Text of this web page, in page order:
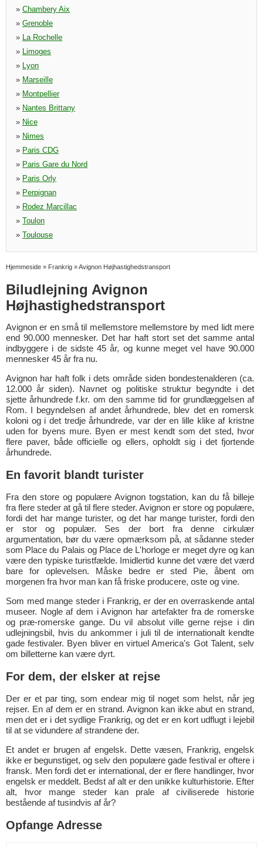
» Chambery Aix
» Grenoble
» La Rochelle
» Limoges
» Lyon
» Marseille
» Montpellier
» Nantes Brittany
» Nice
» Nimes
» Paris CDG
» Paris Gare du Nord
» Paris Orly
» Perpignan
» Rodez Marcillac
» Toulon
» Toulouse
Hjemmeside » Frankrig »Avignon Højhastighedstransport
Biludlejning Avignon
Højhastighedstransport
Avignon er en små til mellemstore mellemstore by med lidt mere
end 90.000 mennesker. Det har haft stort set det samme antal
indbyggere i de sidste 45 år, og kunne meget vel have 90.000
mennesker 45 år fra nu.
Avignon har haft folk i dets område siden bondestenalderen (ca.
12.000 år siden). Navnet og politiske struktur begyndte i det
sjette århundrede f.kr. om den samme tid for grundlæggelsen af
Rom. I begyndelsen af andet århundrede, blev det en romersk
koloni og i det tredje århundrede, var der en lille klike af kristne
uden for byens mure. Byen er mest kendt som det sted, hvor
flere paver, både officielle og ellers, opholdt sig i det fjortende
århundrede.
En favorit blandt turister
Fra den store og populære Avignon togstation, kan du få billeje
fra flere steder at gå til flere steder. Avignon er store og populære,
fordi det har mange turister, og det har mange turister, fordi den
er stor og populær. Ses der bort fra denne cirkulær
argumentation, bør du være opmærksom på, at sådanne steder
som Place du Palais og Place de L'horloge er meget dyre og kan
være den typiske turistfælde. Imidlertid kunne det være det værd
bare for oplevelsen. Måske bedre er sted Pie, åbent om
morgenen fra hvor man kan få friske producere, oste og vine.
Som med mange steder i Frankrig, er der en overraskende antal
museer. Nogle af dem i Avignon har artefakter fra de romerske
og præ-romerske gange. Du vil absolut ville gerne rejse i din
udlejningsbil, hvis du ankommer i juli til de internationalt kendte
gade festivaler. Byen bliver en virtuel America's Got Talent, selv
om billetterne kan være dyrt.
For dem, der elsker at rejse
Der er et par ting, som endear mig til noget som helst, når jeg
rejser. En af dem er en strand. Avignon kan ikke abut en strand,
men det er i det sydlige Frankrig, og det er en kort udflugt i lejebil
til at se vidundere af strandene der.
Et andet er brugen af engelsk. Dette væsen, Frankrig, engelsk
ikke er begunstiget, og selv den populære gade festival er oftere i
fransk. Men fordi det er international, der er flere handlinger, hvor
engelsk er meddelt. Bedst af alt er den unikke kulturhistorie. Efter
alt, hvor mange steder kan prale af civiliserede historie
bestående af tusindvis af år?
Opfange Adresse